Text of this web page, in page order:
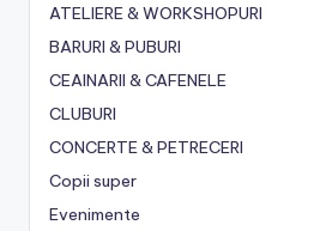
ATELIERE & WORKSHOPURI
BARURI & PUBURI
CEAINARII & CAFENELE
CLUBURI
CONCERTE & PETRECERI
Copii super
Evenimente